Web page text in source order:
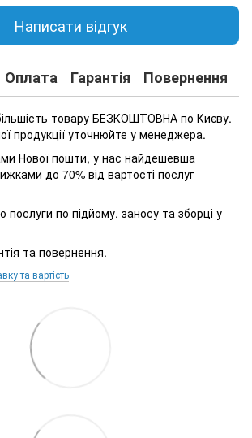
Написати відгук
Оплата Гарантія Повернення
товару БЕЗКОШТОВНА по Києву.
продукції уточнюйте у менеджера.
Нової пошти, у нас найдешевша
до 70% від вартості послуг
по підйому, заносу та зборці у
та повернення.
та вартість